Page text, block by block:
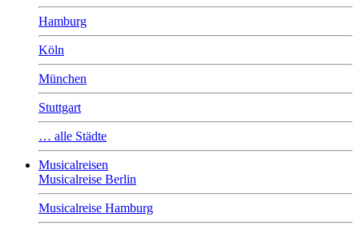
Hamburg
Köln
München
Stuttgart
… alle Städte
Musicalreisen
Musicalreise Berlin
Musicalreise Hamburg